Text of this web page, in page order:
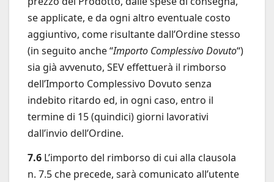
se applicate, e da ogni altro eventuale costo
aggiuntivo, come risultante dall’Ordine stesso
(in seguito anche “Importo Complessivo Dovuto“)
sia già avvenuto, SEV effettuerà il rimborso
dell’Importo Complessivo Dovuto senza
indebito ritardo ed, in ogni caso, entro il
termine di 15 (quindici) giorni lavorativi
dall’invio dell’Ordine.
7.6 L’importo del rimborso di cui alla clausola
n. 7.5 che precede, sarà comunicato all’utente